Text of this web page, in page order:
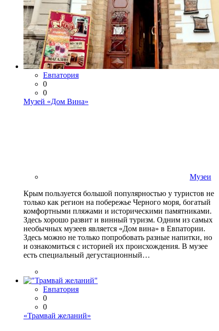
Евпатория
0
0
Музей «Дом Вина»
Музеи
Крым пользуется большой популярностью у туристов не
только как регион на побережье Черного моря, богатый
комфортными пляжами и историческими памятниками.
Здесь хорошо развит и винный туризм. Одним из самых
необычных музеев является «Дом вина» в Евпатории.
Здесь можно не только попробовать разные напитки, но
и ознакомиться с историей их происхождения. В музее
есть специальный дегустационный…
Евпатория
0
0
«Трамвай желаний»